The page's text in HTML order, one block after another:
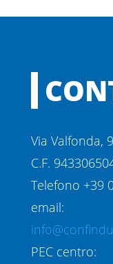
Via Valfonda,
C.F.
Telefono +39
email:
PEC centro: